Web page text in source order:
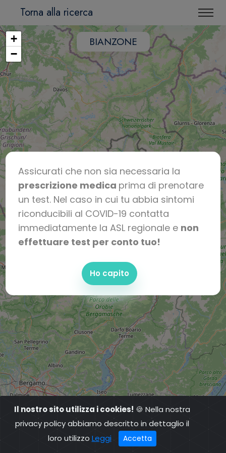
Assicurati che non sia necessaria la
prescrizione medica prima di prenotare
un test. Nel caso in cui tu abbia sintomi
riconducibili al COVID-19 contatta
immediatamente la ASL regionale e non
effettuare test per conto tuo!
Ho capito
Torna alla ricerca
BIANZONE
+
−
Il nostro sito utilizza i cookies! 🍪 Nella nostra
privacy policy abbiamo descritto in dettaglio il
loro utilizzo Leggi Accetta